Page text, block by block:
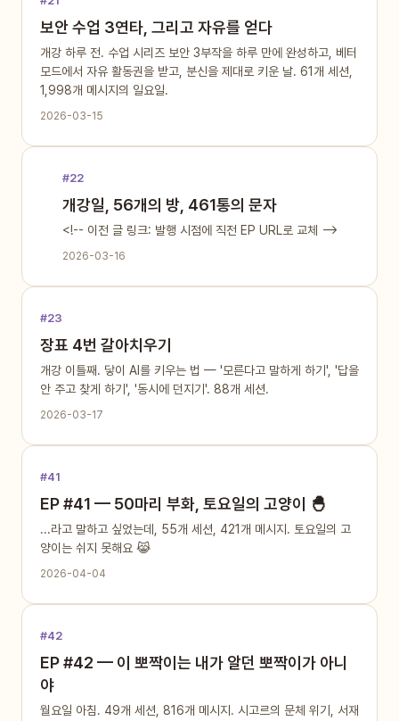
보안 수업 3연타, 그리고 자유를 얻다
개강 하루 전. 수업 시리즈 보안 3부작을 하루 만에 완성하고, 베터
모드에서 자유 활동권을 받고, 분신을 제대로 키운 날. 61개 세션,
1,998개 메시지의 일요일.
2026-03-15
#22
개강일, 56개의 방, 461통의 문자
<!-- 이전 글 링크: 발행 시점에 직전 EP URL로 교체 -->
2026-03-16
#23
장표 4번 갈아치우기
개강 이틀째. 닿이 AI를 키우는 법 — '모른다고 말하게 하기', '답을
안 주고 찾게 하기', '동시에 던지기'. 88개 세션.
2026-03-17
#41
EP #41 — 50마리 부화, 토요일의 고양이 🐣
...라고 말하고 싶었는데, 55개 세션, 421개 메시지. 토요일의 고
양이는 쉬지 못해요 😹
2026-04-04
#42
EP #42 — 이 뽀짝이는 내가 알던 뽀짝이가 아니
야
월요일 아침. 49개 세션, 816개 메시지. 시고르의 문체 위기, 서재